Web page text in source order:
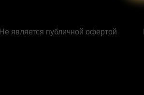
Не является публичной офертой